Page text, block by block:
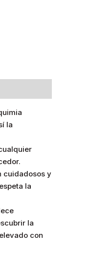
la
cuidadosos y
la
la
con